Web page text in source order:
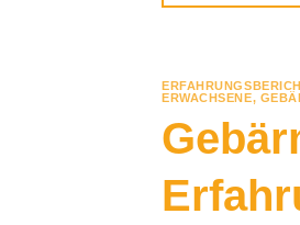
ERWACHSENE,